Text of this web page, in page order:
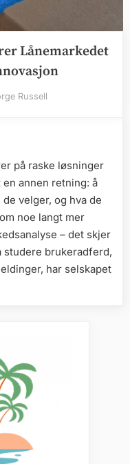
Lånemarkedet
Russell
på raske løsninger
annen retning: å
velger, og hva de
noe langt mer
– det skjer
studere brukeradferd,
har selskapet